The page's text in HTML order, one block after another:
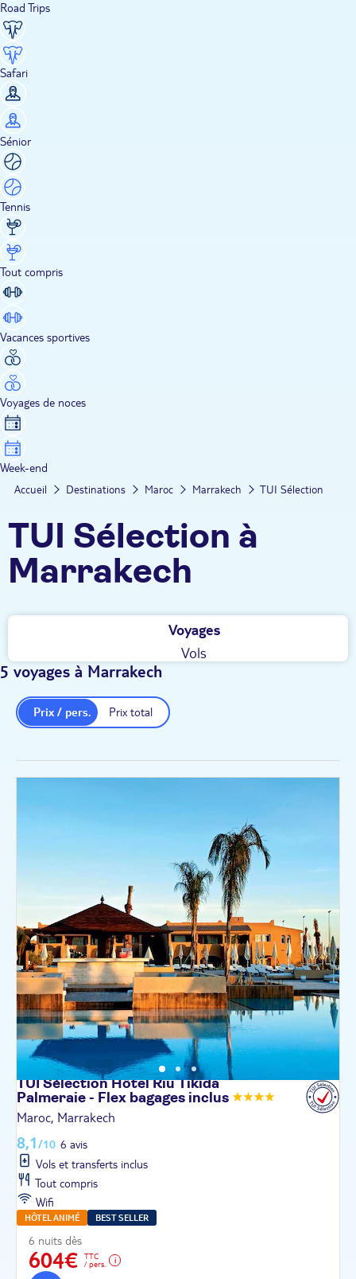
Road Trips
Safari
Sénior
Tennis
Tout compris
Vacances sportives
Voyages de noces
Week-end
Accueil Destinations Maroc Marrakech TUI Sélection
TUI Sélection à
Marrakech
Voyages
Vols
5 voyages à Marrakech
Prix total
Prix / pers.
TUI Sélection Hôtel Riu Tikida
Palmeraie - Flex bagages inclus
Maroc, Marrakech
8,1/10 6 avis
Vols et transferts inclus
Tout compris
Wifi
HÔTEL ANIMÉ BEST SELLER
6 nuits dès
604€
TTC
/ pers.